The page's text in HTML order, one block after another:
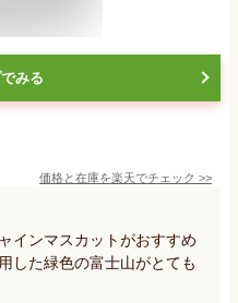
みる
価格と在庫を楽天でチェック >>
インマスカットがおすすめ
した緑色の富士山がとても